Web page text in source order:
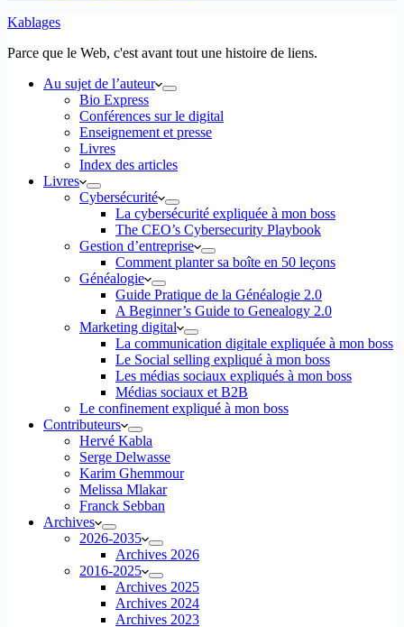
Kablages
Parce que le Web, c'est avant tout une histoire de liens.
Au sujet de l’auteur
Bio Express
Conférences sur le digital
Enseignement et presse
Livres
Index des articles
Livres
Cybersécurité
La cybersécurité expliquée à mon boss
The CEO’s Cybersecurity Playbook
Gestion d’entreprise
Comment planter sa boîte en 50 leçons
Généalogie
Guide Pratique de la Généalogie 2.0
A Beginner’s Guide to Genealogy 2.0
Marketing digital
La communication digitale expliquée à mon boss
Le Social selling expliqué à mon boss
Les médias sociaux expliqués à mon boss
Médias sociaux et B2B
Le confinement expliqué à mon boss
Contributeurs
Hervé Kabla
Serge Delwasse
Karim Ghemmour
Melissa Mlakar
Franck Sebban
Archives
2026-2035
Archives 2026
2016-2025
Archives 2025
Archives 2024
Archives 2023